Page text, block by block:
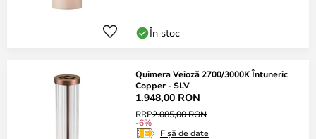
În stoc
Quimera Veioză 2700/3000K Întuneric
Copper - SLV
1.948,00 RON
RRP2.085,00 RON
-6%
Fișă de date